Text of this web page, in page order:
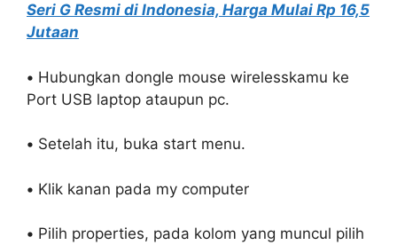
Seri G Resmi di Indonesia, Harga Mulai Rp 16,5
Jutaan
• Hubungkan dongle mouse wirelesskamu ke
Port USB laptop ataupun pc.
• Setelah itu, buka start menu.
• Klik kanan pada my computer
• Pilih properties, pada kolom yang muncul pilih